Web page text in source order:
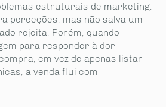
estruturais de marketing.
perceções, mas não salva um
rejeita. Porém, quando
para responder à dor
em vez de apenas listar
a venda flui com